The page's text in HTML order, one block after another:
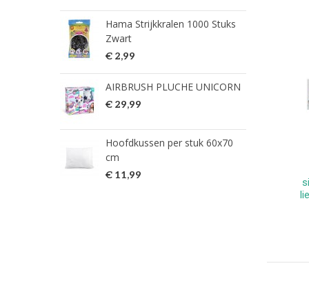
Hama Strijkkralen 1000 Stuks
Zwart
€ 2,99
AIRBRUSH PLUCHE UNICORN
€ 29,99
Hoofdkussen per stuk 60x70
cm
€ 11,99
€